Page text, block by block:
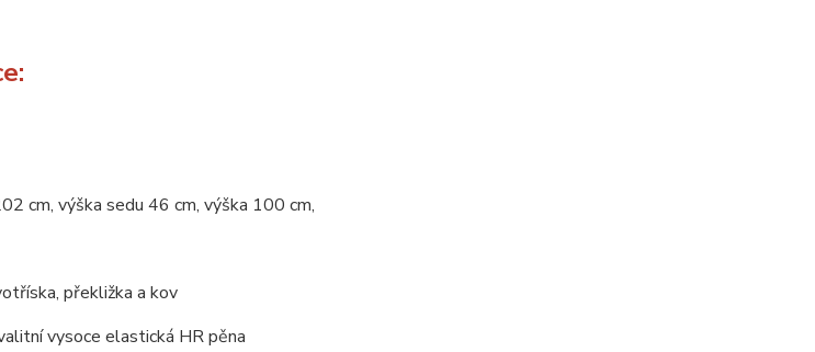
cm, výška sedu 46 cm, výška 100 cm,
překližka a kov
vysoce elastická HR pěna